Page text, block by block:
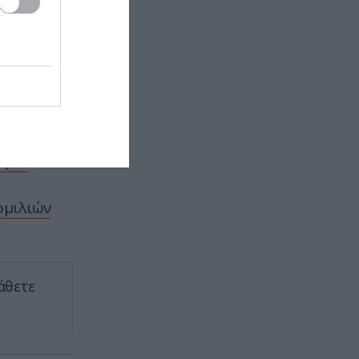
ή τις